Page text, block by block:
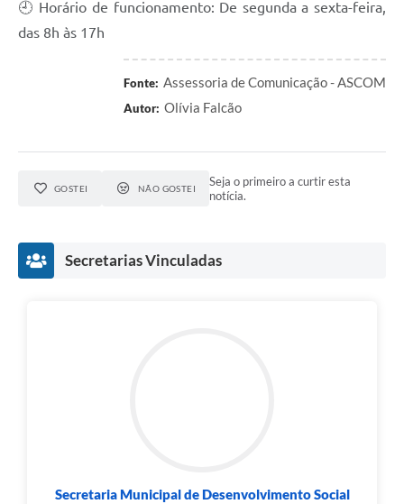
🕘 Horário de funcionamento: De segunda a sexta-feira,
das 8h às 17h
Fonte: Assessoria de Comunicação - ASCOM
Autor: Olívia Falcão
GOSTEI NÃO GOSTEI
Seja o primeiro a curtir esta
notícia.
Secretarias Vinculadas
Secretaria Municipal de Desenvolvimento Social